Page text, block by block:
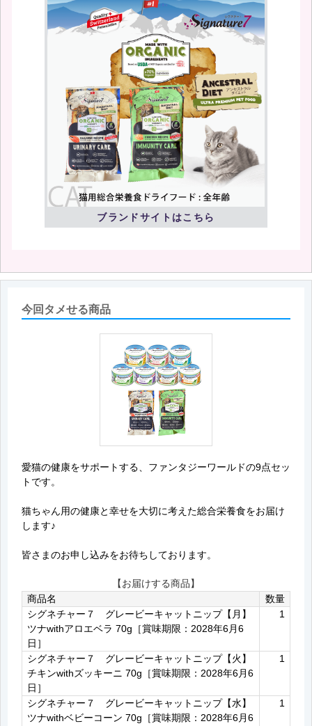
ブランドサイトはこちら
今回タメせる商品
愛猫の健康をサポートする、ファンタジーワールドの9点セッ
トです。
猫ちゃん用の健康と幸せを大切に考えた総合栄養食をお届け
します♪
皆さまのお申し込みをお待ちしております。
【お届けする商品】
商品名
数量
シグネチャー７ グレービーキャットニップ【月】
ツナwithアロエベラ 70g［賞味期限：2028年6月6
日］
1
シグネチャー７ グレービーキャットニップ【火】
チキンwithズッキーニ 70g［賞味期限：2028年6月6
日］
1
シグネチャー７ グレービーキャットニップ【水】
ツナwithベビーコーン 70g［賞味期限：2028年6月6
1